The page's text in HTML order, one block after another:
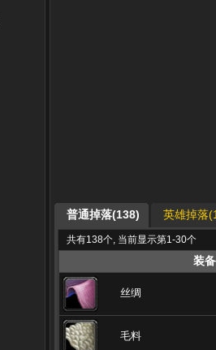
普通掉落(138) 英雄掉落
共有138个, 当前显示第1-30个
装备
丝绸
毛料